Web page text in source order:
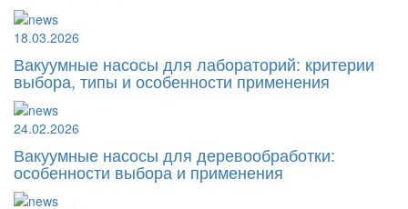
18.03.2026
Вакуумные насосы для лабораторий: критерии
выбора, типы и особенности применения
24.02.2026
Вакуумные насосы для деревообработки:
особенности выбора и применения